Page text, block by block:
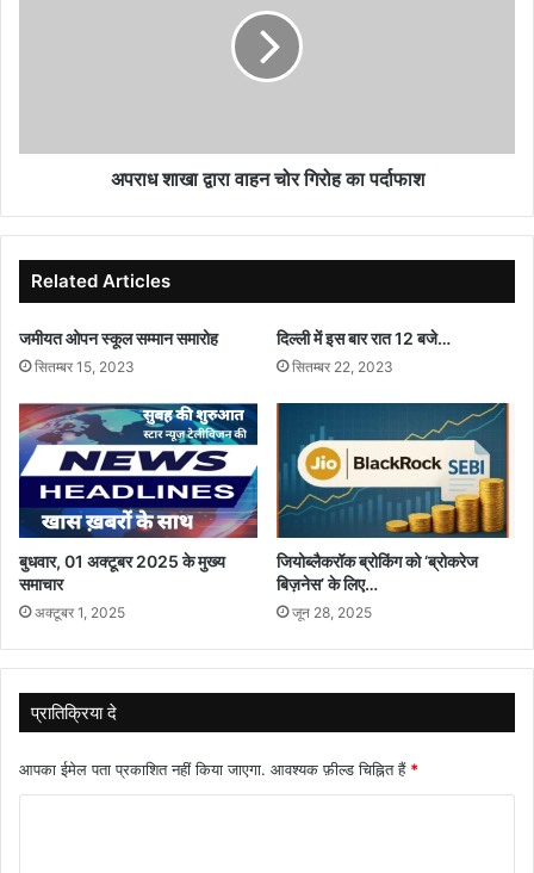
अपराध शाखा द्वारा वाहन चोर गिरोह का पर्दाफाश
Related Articles
जमीयत ओपन स्कूल सम्मान समारोह
सितम्बर 15, 2023
दिल्ली में इस बार रात 12 बजे…
सितम्बर 22, 2023
बुधवार, 01 अक्टूबर 2025 के मुख्य
समाचार
अक्टूबर 1, 2025
जियोब्लैकरॉक ब्रोकिंग को ‘ब्रोकरेज
बिज़नेस’ के लिए…
जून 28, 2025
प्रातिक्रिया दे
आपका ईमेल पता प्रकाशित नहीं किया जाएगा. आवश्यक फ़ील्ड चिह्नित हैं *